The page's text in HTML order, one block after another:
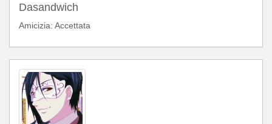
Dasandwich
Amicizia: Accettata